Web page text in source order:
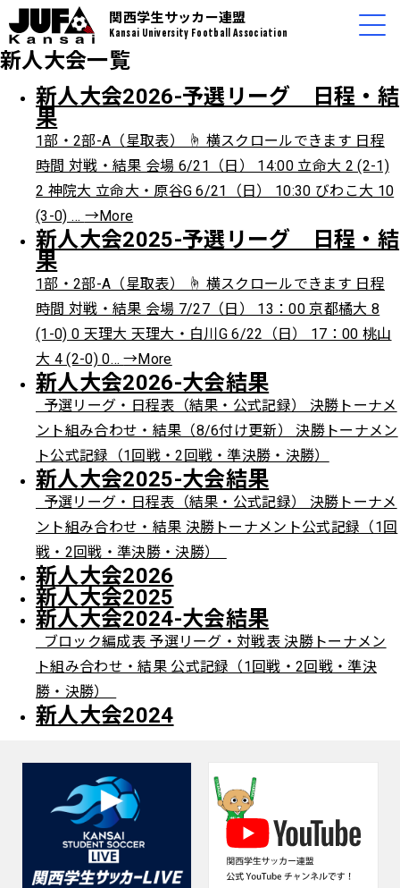
関西学生サッカー連盟
Kansai University Football Association
新人大会一覧
新人大会2026-予選リーグ 日程・結
果
1部・2部-A（星取表） ☝️ 横スクロールできます 日程
時間 対戦・結果 会場 6/21（日） 14:00 立命大 2 (2-1)
2 神院大 立命大・原谷G 6/21（日） 10:30 びわこ大 10
(3-0) … →More
新人大会2025-予選リーグ 日程・結
果
1部・2部-A（星取表） ☝️ 横スクロールできます 日程
時間 対戦・結果 会場 7/27（日） 13：00 京都橘大 8
(1-0) 0 天理大 天理大・白川G 6/22（日） 17：00 桃山
大 4 (2-0) 0…→More
新人大会2026-大会結果
予選リーグ・日程表（結果・公式記録） 決勝トーナメ
ント組み合わせ・結果（8/6付け更新） 決勝トーナメン
ト公式記録（1回戦・2回戦・準決勝・決勝）
新人大会2025-大会結果
予選リーグ・日程表（結果・公式記録） 決勝トーナメ
ント組み合わせ・結果 決勝トーナメント公式記録（1回
戦・2回戦・準決勝・決勝）
新人大会2026
新人大会2025
新人大会2024-大会結果
ブロック編成表 予選リーグ・対戦表 決勝トーナメン
ト組み合わせ・結果 公式記録（1回戦・2回戦・準決
勝・決勝）
新人大会2024